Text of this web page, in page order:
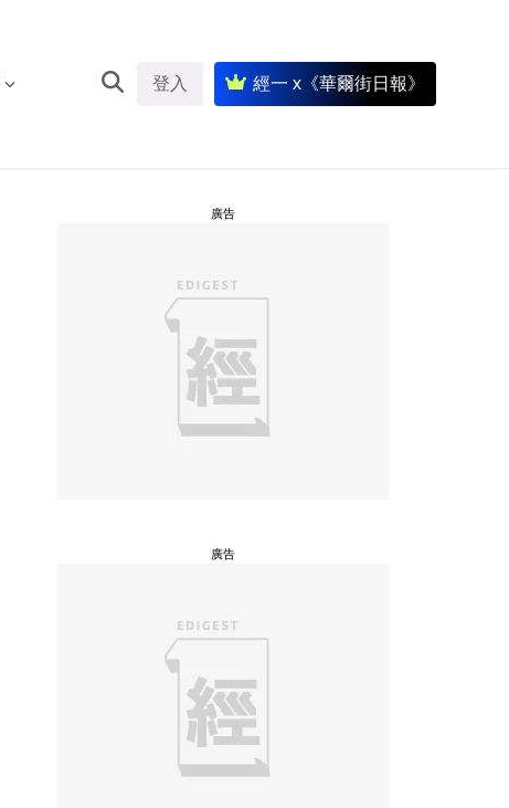
登入 經一 x《華爾街日報》
廣告
廣告